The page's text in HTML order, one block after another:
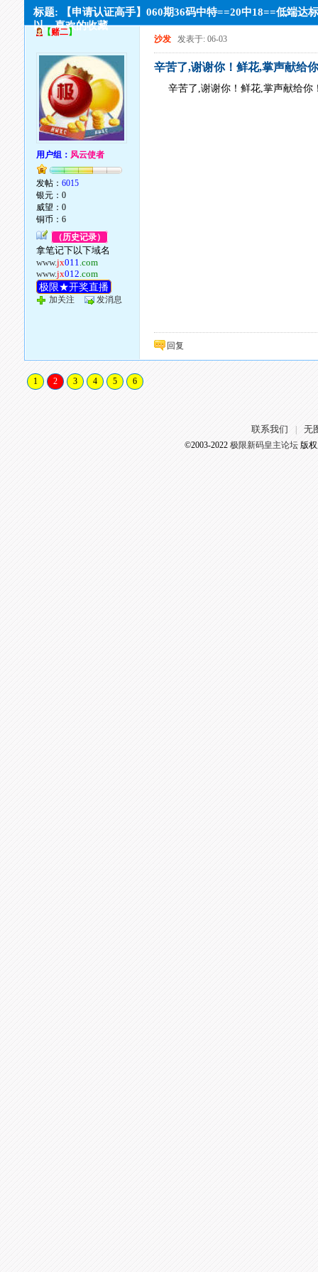
标题: 【申请认证高手】060期36码中特==20中18==低端达
以。喜欢的收藏
【赌二】
用户组： 风云使者
发帖：6015
银元：0
威望：0
铜币：6
（历史记录）
拿笔记下以下域名
www.jx011.com
www.jx012.com
极限★开奖直播
加关注 发消息
沙发 发表于: 06-03
辛苦了,谢谢你！鲜花,掌声献给
辛苦了,谢谢你！鲜花,掌声献给你
回复
1 2 3 4 5 6
联系我们 无
©2003-2022 极限新码皇主论坛版权